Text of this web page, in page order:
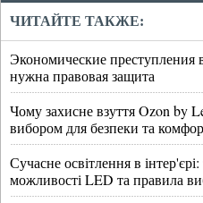
ЧИТАЙТЕ ТАКЖЕ:
Экономические преступления
нужна правовая защита
Чому захисне взуття Ozon by
вибором для безпеки та
Сучасне освітлення в
можливості LED та правила